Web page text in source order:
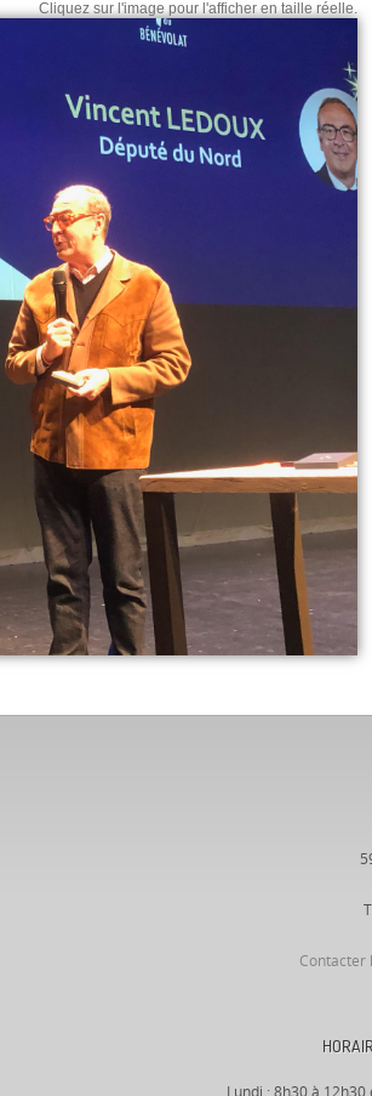
Cliquez sur l'image pour l'afficher en taille réelle.
Contacter
Lundi : 8h30 à